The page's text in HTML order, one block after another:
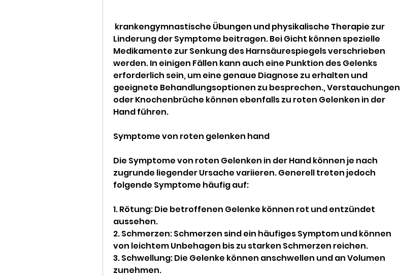
Linderung der Symptome beitragen. Bei Gicht können spezielle
Medikamente zur Senkung des Harnsäurespiegels verschrieben
werden. In einigen Fällen kann auch eine Punktion des Gelenks
erforderlich sein, um eine genaue Diagnose zu erhalten und
geeignete Behandlungsoptionen zu besprechen., Verstauchungen
oder Knochenbrüche können ebenfalls zu roten Gelenken in der
Hand führen.
Symptome von roten gelenken hand
Die Symptome von roten Gelenken in der Hand können je nach
zugrunde liegender Ursache variieren. Generell treten jedoch
folgende Symptome häufig auf:
1. Rötung: Die betroffenen Gelenke können rot und entzündet
aussehen.
2. Schmerzen: Schmerzen sind ein häufiges Symptom und können
von leichtem Unbehagen bis zu starken Schmerzen reichen.
3. Schwellung: Die Gelenke können anschwellen und an Volumen
zunehmen.